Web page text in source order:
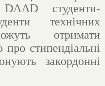
студенти-
технічних
отримати
стипендіальні
закордонні